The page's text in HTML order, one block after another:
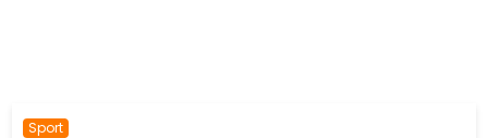
Sport